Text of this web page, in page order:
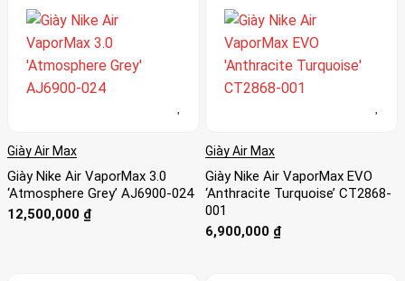
Giày Air Max
Giày Nike Air VaporMax 3.0
‘Atmosphere Grey’ AJ6900-024
12,500,000 ₫
Giày Air Max
Giày Nike Air VaporMax EVO
‘Anthracite Turquoise’ CT2868-
001
6,900,000 ₫